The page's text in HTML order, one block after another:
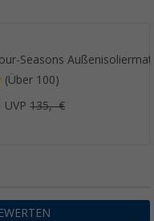
Seasons
(Über100)
UVP135,- €